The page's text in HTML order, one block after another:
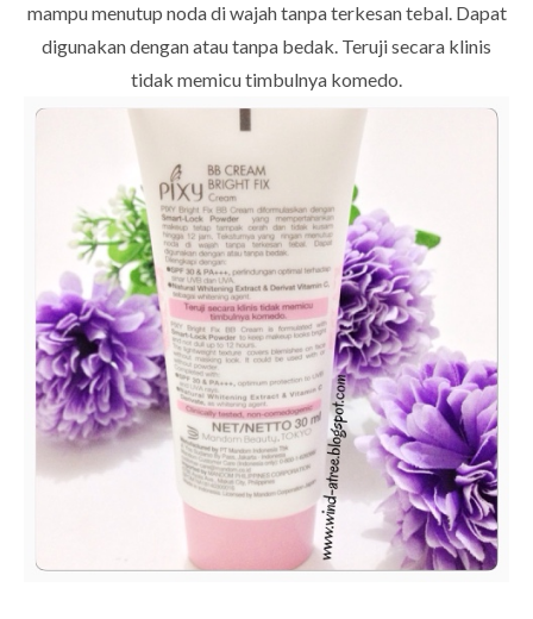
mampu menutup noda di wajah tanpa terkesan tebal. Dapat
digunakan dengan atau tanpa bedak. Teruji secara klinis
tidak memicu timbulnya komedo.